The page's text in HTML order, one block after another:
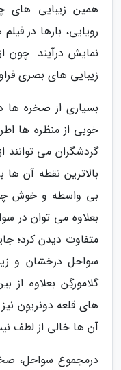
همین زیبایی های
رویایی، بارها در
نمایش درآیند. چون
زیبایی های بصری
بسیاری از صخره ها
خوبی از منظره ها
گردشگران می توانند
بالاترین نقطه آن
بی واسطه و خوش چشم
بعلاوه می توان در
متفاوت دیدن کرد؛
سواحل درخشان و
گلامورگِن بعلاوه از
های قلعه دونریوِن
آن ها خالی از لطف
درمجموع سواحل،